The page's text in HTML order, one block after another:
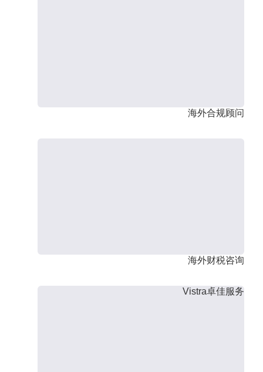
海外合规顾问
海外财税咨询
Vistra卓佳服务